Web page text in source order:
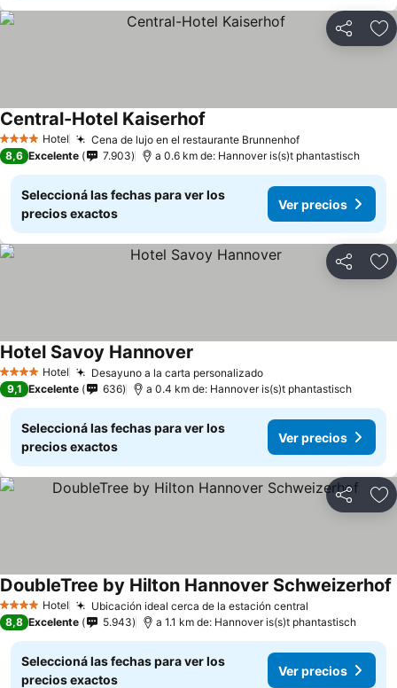
Compartir
4 EstrellasHotel Cena de lujo en el restaurante BrunnenhofVer precios
Central-Hotel Kaiserhof
8,6 Excelente 7.903 a 0.6 km de: Hannover is(s)t phantastisch
Seleccioná las fechas para ver los
precios exactos
Ver precios
Compartir
4 EstrellasHotel Desayuno a la carta personalizadoVer precios
Hotel Savoy Hannover
9,1 Excelente 636 a 0.4 km de: Hannover is(s)t phantastisch
Seleccioná las fechas para ver los
precios exactos
Ver precios
Compartir
4 EstrellasHotel Ubicación ideal cerca de la estación central
DoubleTree by Hilton Hannover Schweizerhof
8,8 Excelente 5.943 a 1.1 km de: Hannover is(s)t phantastisch
Seleccioná las fechas para ver los
precios exactos
Ver precios